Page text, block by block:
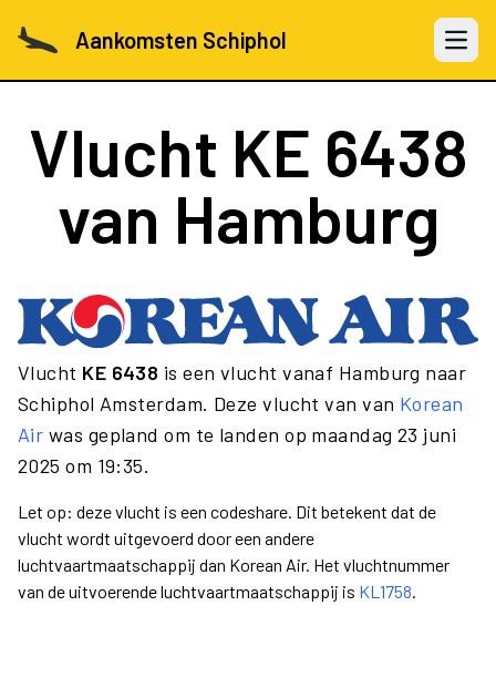
Aankomsten Schiphol Open
Vlucht KE 6438
van Hamburg
Vlucht KE 6438 is een vlucht vanaf Hamburg naar
Schiphol Amsterdam. Deze vlucht van van Korean
Air was gepland om te landen op maandag 23 juni
2025 om 19:35.
Let op: deze vlucht is een codeshare. Dit betekent dat de
vlucht wordt uitgevoerd door een andere
luchtvaartmaatschappij dan Korean Air. Het vluchtnummer
van de uitvoerende luchtvaartmaatschappij is KL1758.